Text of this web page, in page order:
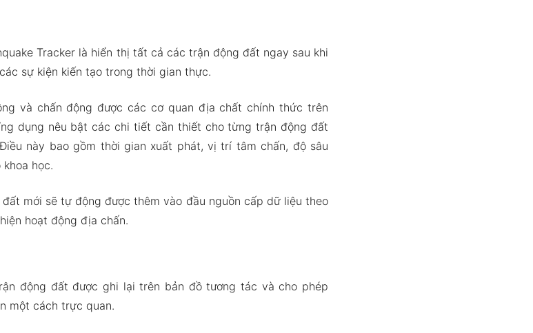
Tracker là hiển thị tất cả các trận động đất ngay sau khi
sự kiện kiến tạo trong thời gian thực.
và chấn động được các cơ quan địa chất chính thức trên
dụng nêu bật các chi tiết cần thiết cho từng trận động đất
này bao gồm thời gian xuất phát, vị trí tâm chấn, độ sâu
học.
mới sẽ tự động được thêm vào đầu nguồn cấp dữ liệu theo
hoạt động địa chấn.
động đất được ghi lại trên bản đồ tương tác và cho phép
một cách trực quan.